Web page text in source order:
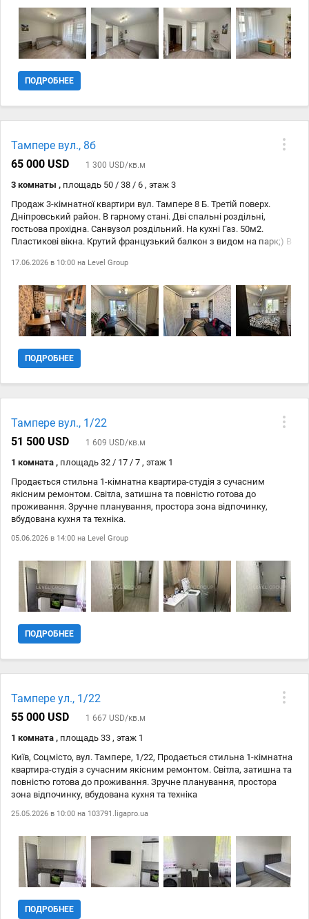
Житловий фонд 2001-2010-і; Рік введення в експлуатацію: 2 002;
Тип стін: Цегляний; Клас житла: Комфорт; Планування: Роздільна;
Cанвузол: Суміжний; Опалення: Централізова
ПОДРОБНЕЕ
Тампере вул., 8б
65 000 USD
1 300 USD/кв.м
3 комнаты , площадь 50 / 38 / 6 , этаж 3
Продаж 3-кімнатної квартири вул. Тампере 8 Б. Третій поверх.
Дніпровський район. В гарному стані. Дві спальні роздільні,
гостьова прохідна. Санвузол роздільний. На кухні Газ. 50м2.
Пластикові вікна. Крутий французький балкон з видом на парк;) В
- 2 хв. Поряд школи, садочки, магазини, все що треба для життя.
17.06.2026 в 10:00 на Level Group
ПОДРОБНЕЕ
Тампере вул., 1/22
51 500 USD
1 609 USD/кв.м
1 комната , площадь 32 / 17 / 7 , этаж 1
Продається стильна 1-кімнатна квартира-студія з сучасним
якісним ремонтом. Світла, затишна та повністю готова до
проживання. Зручне планування, простора зона відпочинку,
вбудована кухня та техніка.
05.06.2026 в 14:00 на Level Group
ПОДРОБНЕЕ
Тампере ул., 1/22
55 000 USD
1 667 USD/кв.м
1 комната , площадь 33 , этаж 1
Київ, Соцмісто, вул. Тампере, 1/22, Продається стильна 1-кімнатна
квартира-студія з сучасним якісним ремонтом. Світла, затишна та
повністю готова до проживання. Зручне планування, простора
зона відпочинку, вбудована кухня та техніка
25.05.2026 в 10:00 на 103791.ligapro.ua
ПОДРОБНЕЕ